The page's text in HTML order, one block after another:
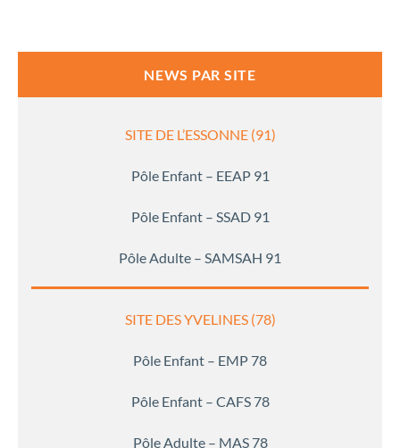
NEWS PAR SITE
SITE DE L’ESSONNE (91)
Pôle Enfant – EEAP 91
Pôle Enfant – SSAD 91
Pôle Adulte – SAMSAH 91
SITE DES YVELINES (78)
Pôle Enfant – EMP 78
Pôle Enfant – CAFS 78
Pôle Adulte – MAS 78